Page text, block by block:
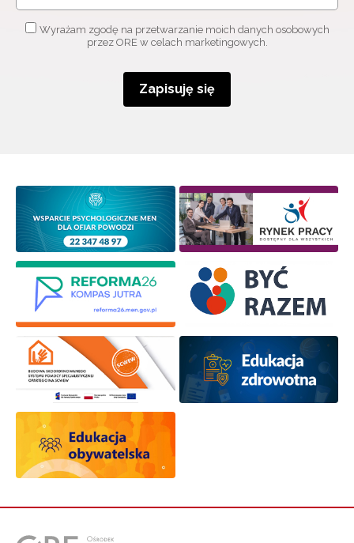
Wyrażam zgodę na przetwarzanie moich danych osobowych
przez ORE w celach marketingowych.
Zapisuję się
Zapisuję się